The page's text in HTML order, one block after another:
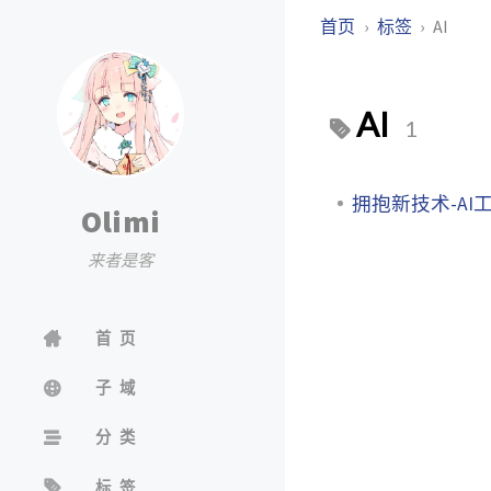
Olimi
来者是客
首页
子域
分类
首页 标签 AI
AI 1
拥抱新技术-AI